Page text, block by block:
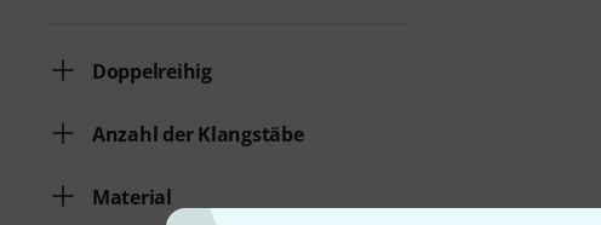
Doppelreihig
Anzahl der Klangstäbe
Material